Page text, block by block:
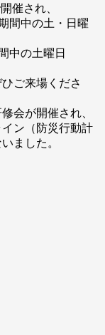
催され、
間中の土・日曜
中の土曜日
ご来場くださ
会が開催され、
ン（防災行動計
ました。